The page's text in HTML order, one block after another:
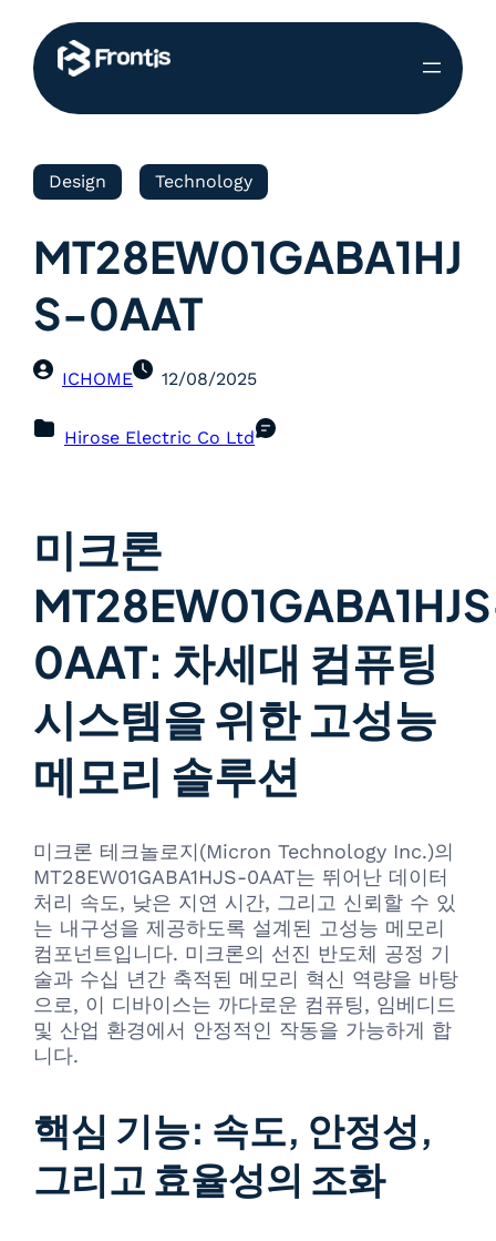
Design Technology
MT28EW01GABA1HJ
S-0AAT
ICHOME 12/08/2025
Hirose Electric Co Ltd
미크론
0AAT: 차세대 컴퓨팅
시스템을 위한 고성능
메모리 솔루션
미크론 테크놀로지(Micron Technology Inc.)의
MT28EW01GABA1HJS-0AAT는 뛰어난 데이터
처리 속도, 낮은 지연 시간, 그리고 신뢰할 수 있
는 내구성을 제공하도록 설계된 고성능 메모리
컴포넌트입니다. 미크론의 선진 반도체 공정 기
술과 수십 년간 축적된 메모리 혁신 역량을 바탕
으로, 이 디바이스는 까다로운 컴퓨팅, 임베디드
및 산업 환경에서 안정적인 작동을 가능하게 합
니다.
핵심 기능: 속도, 안정성,
그리고 효율성의 조화